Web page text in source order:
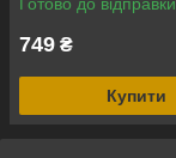
Готово до відправки
749 ₴
Купити